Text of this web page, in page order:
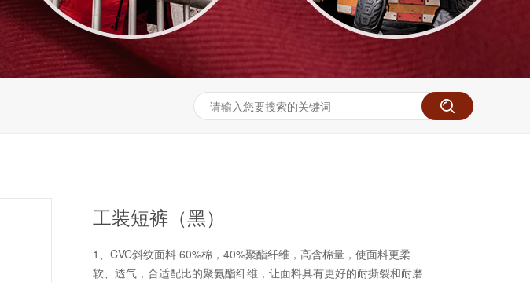
工装短裤（黑）
1、CVC斜纹面料 60%棉，40%聚酯纤维，高含棉量，使面料更柔
软、透气，合适配比的聚氨酯纤维，让面料具有更好的耐撕裂和耐磨